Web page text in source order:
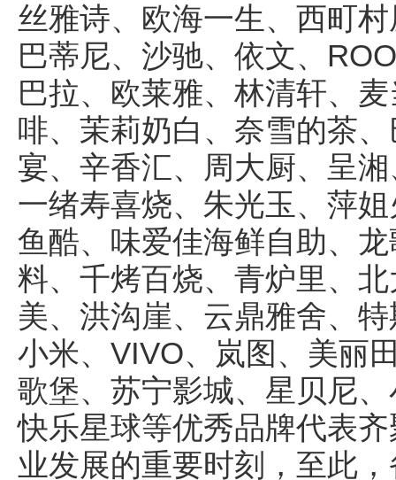
丝雅诗、欧海一生、西町
巴蒂尼、沙驰、依文、
巴拉、欧莱雅、林清轩、
啡、茉莉奶白、奈雪的茶
宴、辛香汇、周大厨、呈
一绪寿喜烧、朱光玉、萍
鱼酷、味爱佳海鲜自助、
料、千烤百烧、青炉里、
美、洪沟崖、云鼎雅舍、
小米、VIVO、岚图、美丽
歌堡、苏宁影城、星贝尼
快乐星球等优秀品牌代表
业发展的重要时刻，至此